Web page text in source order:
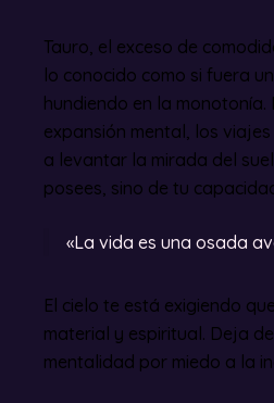
Tauro, el exceso de
lo conocido como si fuera
hundiendo en la
expansión mental, los
a levantar la mirada del
posees, sino de tu
«La vida es una osada
El cielo te está exigiendo
material y espiritual. Deja
mentalidad por miedo a la